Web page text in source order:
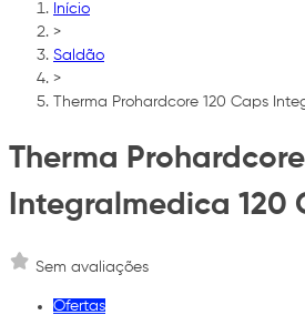
Início
>
Saldão
>
Therma Prohardcore 120 Caps
Therma
Integralmedica 120
Sem avaliações
Ofertas